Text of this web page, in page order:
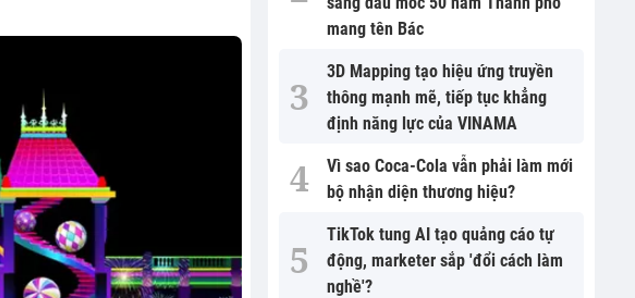
mang tên Bác
3D Mapping tạo hiệu ứng truyền
thông mạnh mẽ, tiếp tục khẳng
định năng lực của VINAMA
Vì sao Coca-Cola vẫn phải làm mới
bộ nhận diện thương hiệu?
TikTok tung AI tạo quảng cáo tự
động, marketer sắp 'đổi cách làm
nghề'?